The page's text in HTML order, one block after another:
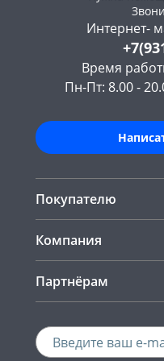
Интернет-
Время
Пн-Пт: 8.00 -
Покупателю
Компания
Партнёрам